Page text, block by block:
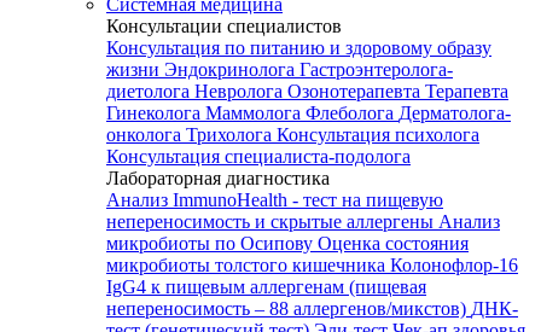
Системная медицина
Консультации специалистов
Консультация по питанию и здоровому образу
жизни Эндокринолога Гастроэнтеролога-
диетолога Невролога Озонотерапевта Терапевта
Гинеколога Маммолога Флеболога Дерматолога-
онколога Трихолога Консультация психолога
Консультация специалиста-подолога
Лабораторная диагностика
Анализ ImmunoHealth - тест на пищевую
непереносимость и скрытые аллергены Анализ
микробиоты по Осипову Оценка состояния
микробиоты толстого кишечника Колонофлор-16
IgG4 к пищевым аллергенам (пищевая
непереносимость – 88 аллергенов/микстов) ДНК-